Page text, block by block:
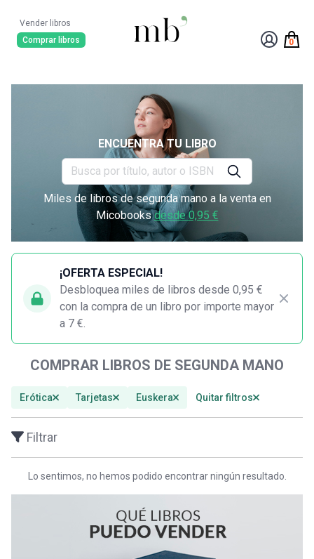
Vender libros
Comprar libros
0
ENCUENTRA TU LIBRO
Miles de libros de segunda mano a la venta en
Micobooksdesde 0,95 €
¡OFERTA ESPECIAL!
Desbloquea miles de libros desde 0,95 €
con la compra de un libro por importe mayor
a 7 €.
COMPRAR LIBROS DE SEGUNDA MANO
Erótica Tarjetas Euskera Quitar filtros
Filtrar
Lo sentimos, no hemos podido encontrar ningún resultado.